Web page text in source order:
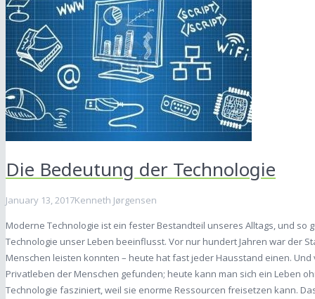
Die Bedeutung der Technologie
January 13, 2017Kenneth Jørgensen
Moderne Technologie ist ein fester Bestandteil unseres Alltags, und so
Technologie unser Leben beeinflusst. Vor nur hundert Jahren war der
Menschen leisten konnten – heute hat fast jeder Hausstand einen.
Privatleben der Menschen gefunden; heute kann man sich ein Leben
Technologie fasziniert, weil sie enorme Ressourcen freisetzen kann.